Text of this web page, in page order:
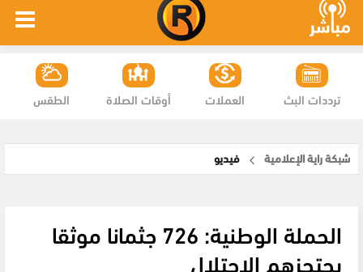
الطقس أوقات الصلاة العملات ترددات البث
شبكة راية الإعلامية فيديو
الحملة الوطنية: 726 جثمانا موثقا
يحتجزهم الاحتلال